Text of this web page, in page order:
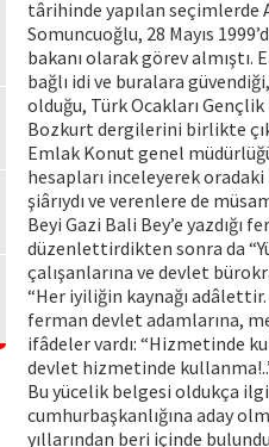
târihinde yapılan seçimlerde
Somuncuoğlu, 28 Mayıs
bakanı olarak görev
bağlı idi ve buralara
olduğu, Türk Ocakları
Bozkurt dergilerini birlikte
Emlak Konut genel
hesapları inceleyerek
şiârıydı ve verenlere de
Beyi Gazi Bali Bey’e yazdığı
düzenlettirdikten sonra da
çalışanlarına ve devlet
“Her iyiliğin kaynağı
ferman devlet adamlarına,
ifâdeler vardı: “Hizmetinde
devlet hizmetinde
Bu yücelik belgesi oldukça
cumhurbaşkanlığına aday
yıllarından beri içinde